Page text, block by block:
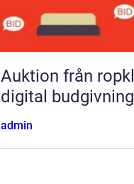
Auktion från ropklubba till
digital budgivning
admin